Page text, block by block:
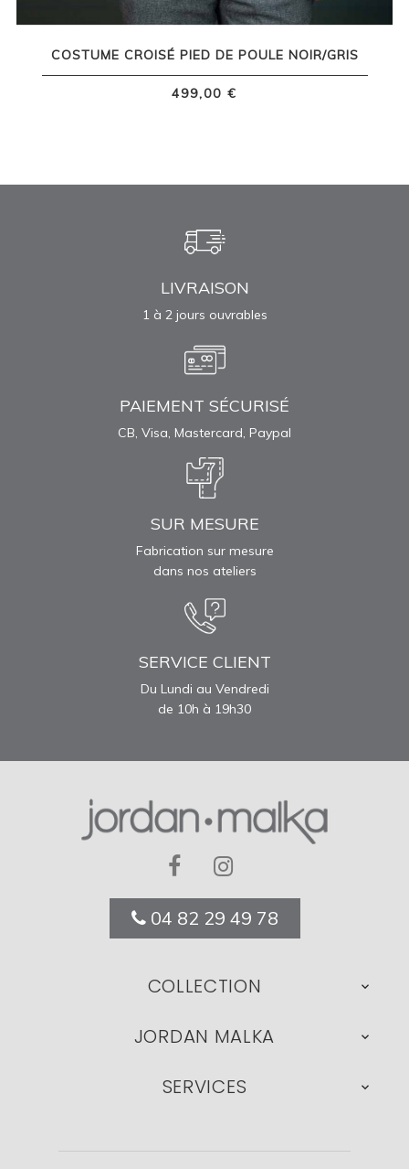
COSTUME CROISÉ PIED DE POULE NOIR/GRIS
499,00 €
LIVRAISON
1 à 2 jours ouvrables
PAIEMENT SÉCURISÉ
CB, Visa, Mastercard, Paypal
SUR MESURE
Fabrication sur mesure
dans nos ateliers
SERVICE CLIENT
Du Lundi au Vendredi
de 10h à 19h30
04 82 29 49 78
COLLECTION 
JORDAN MALKA 
SERVICES 